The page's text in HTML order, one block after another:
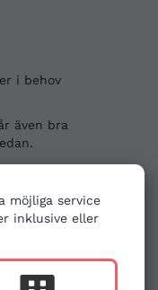
möjliga service
inklusive eller
i behov
även bra